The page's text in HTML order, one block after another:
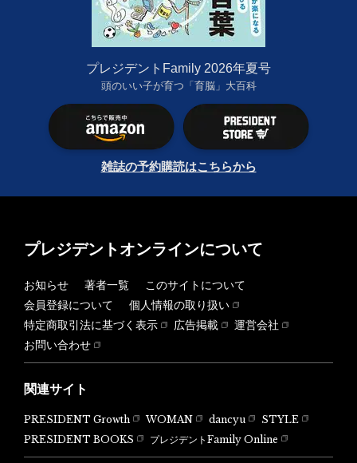
プレジデントFamily 2026年夏号
頭のいい子が育つ「育脳」大百科
雑誌の予約購読はこちらから
プレジデントオンラインについて
お知らせ 著者一覧
このサイトについて
会員登録について
個人情報の取り扱い
特定商取引法に基づく表示
広告掲載
運営会社
お問い合わせ
関連サイト
PRESIDENT Growth WOMAN dancyu
STYLE
PRESIDENT BOOKS
プレジデントFamily Online